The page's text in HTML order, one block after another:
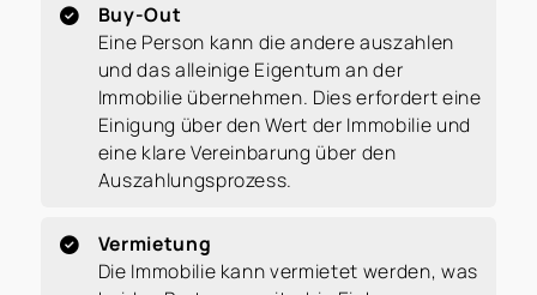
Buy-Out
Eine Person kann die andere auszahlen
und das alleinige Eigentum an der
Immobilie übernehmen. Dies erfordert eine
Einigung über den Wert der Immobilie und
eine klare Vereinbarung über den
Auszahlungsprozess.
Vermietung
Die Immobilie kann vermietet werden, was